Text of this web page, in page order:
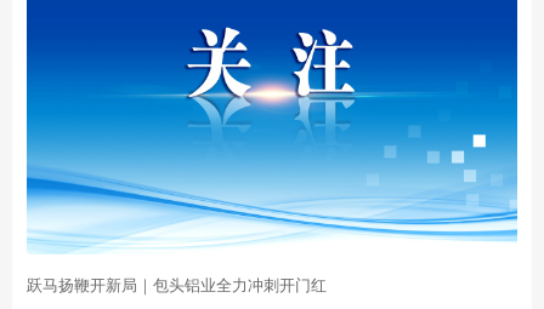
跃马扬鞭开新局｜包头铝业全力冲刺开门红